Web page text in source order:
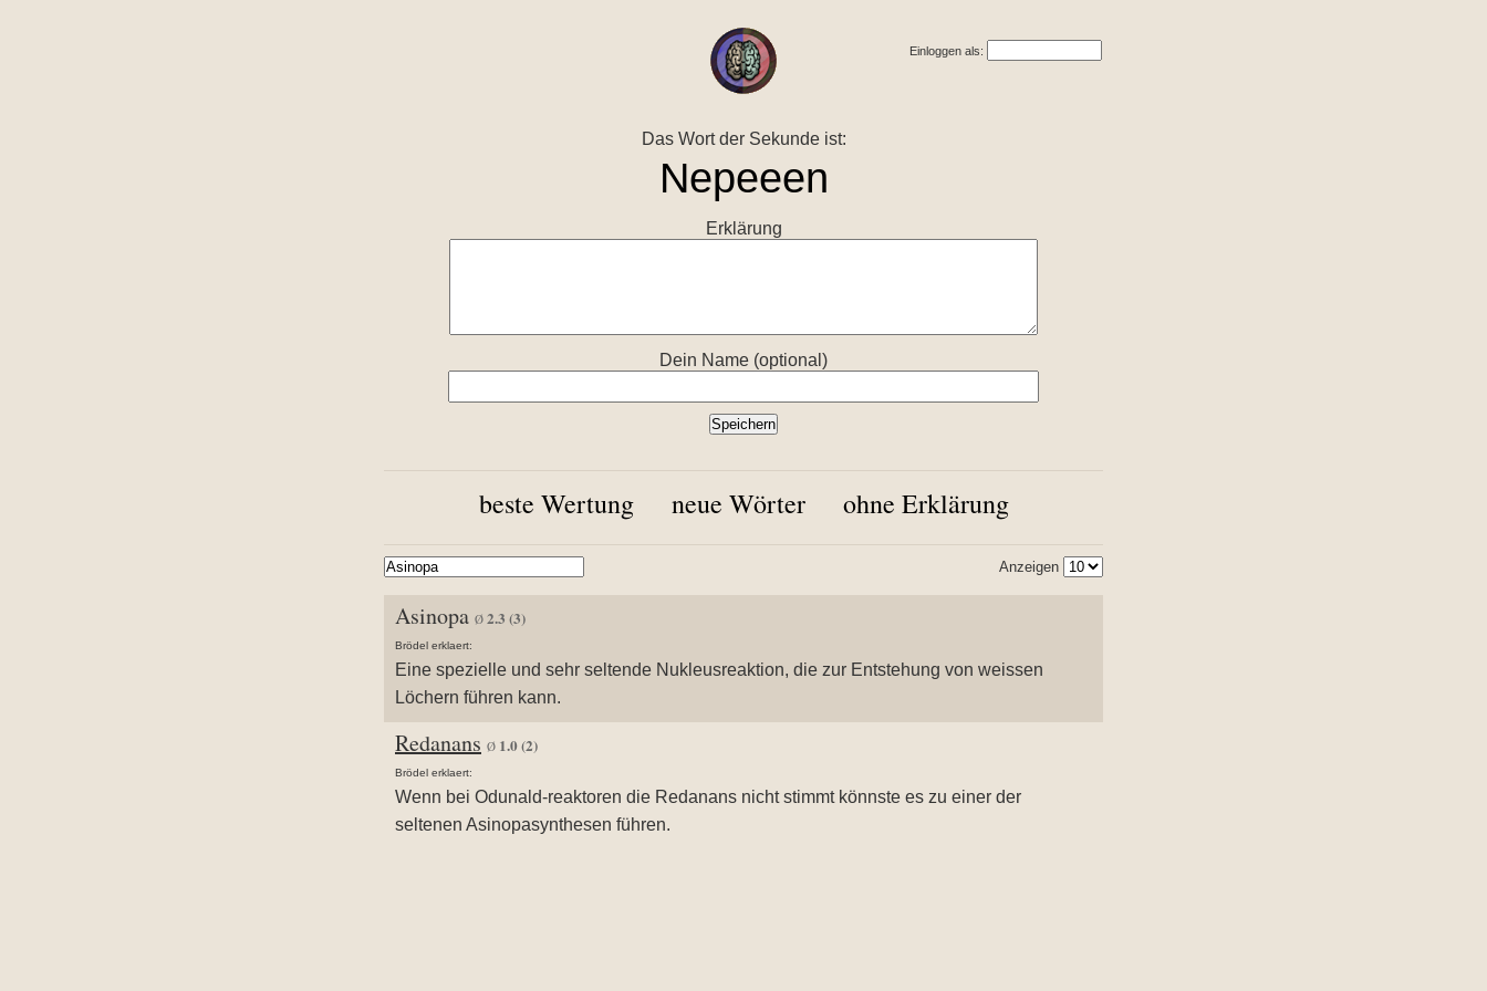
Einloggen als:
Das Wort der Sekunde ist:
Erklärung
Dein Name (optional)
beste Wertung neue Wörter ohne Erklärung
Anzeigen
Asinopa Ø 2.3 (3)
Brödel erklaert:
Eine spezielle und sehr seltende Nukleusreaktion, die zur Entstehung von weissen
Löchern führen kann.
Redanans Ø 1.0(2)
Brödel erklaert:
Wenn bei Odunald-reaktoren die Redanans nicht stimmt könnste es zu einer der
seltenen Asinopasynthesen führen.